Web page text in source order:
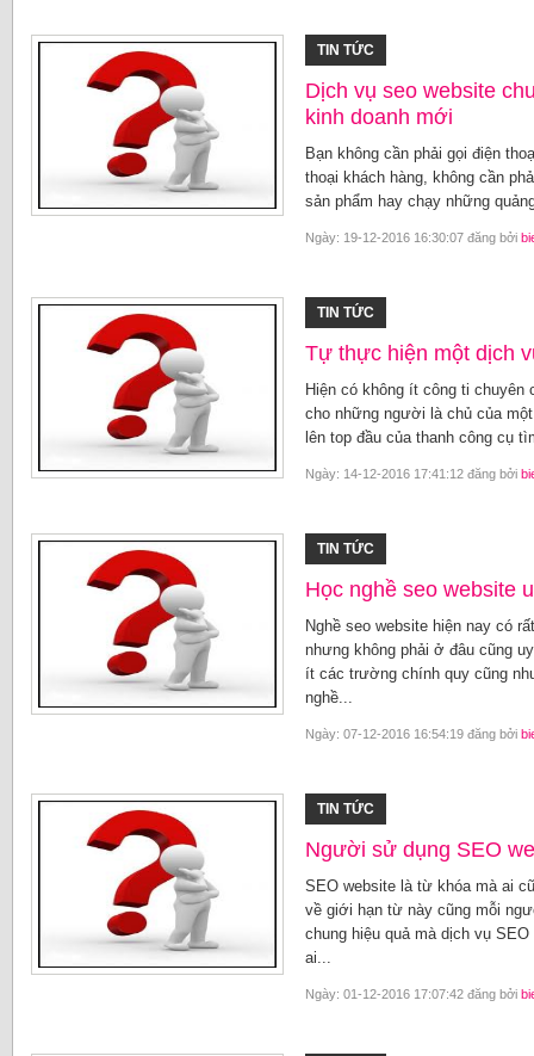
TIN TỨC
Dịch vụ seo website
kinh doanh mới
Bạn không cần phải gọi điện
thoại khách hàng, không cần
sản phẩm hay chạy những
Ngày: 19-12-2016 16:30:07 đăng bởi
TIN TỨC
Tự thực hiện một dịch
Hiện có không ít công ti chuyên
cho những người là chủ của
lên top đầu của thanh công cụ
Ngày: 14-12-2016 17:41:12 đăng bởi
TIN TỨC
Học nghề seo website
Nghề seo website hiện nay có
nhưng không phải ở đâu cũng
ít các trường chính quy cũng
nghề...
Ngày: 07-12-2016 16:54:19 đăng bởi
TIN TỨC
Người sử dụng SEO
SEO website là từ khóa mà ai
về giới hạn từ này cũng mỗi
chung hiệu quả mà dịch vụ
ai...
Ngày: 01-12-2016 17:07:42 đăng bởi